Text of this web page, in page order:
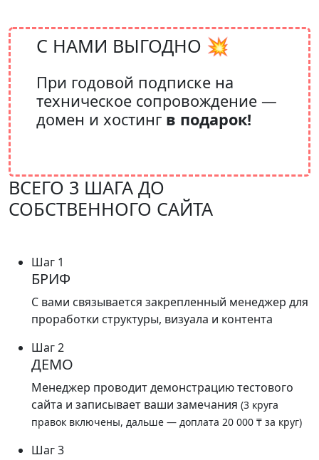
С НАМИ ВЫГОДНО 💥
При годовой подписке на
техническое сопровождение —
домен и хостинг в подарок!
ВСЕГО 3 ШАГА ДО
СОБСТВЕННОГО САЙТА
Шаг 1
БРИФ
С вами связывается закрепленный менеджер для
проработки структуры, визуала и контента
Шаг 2
ДЕМО
Менеджер проводит демонстрацию тестового
сайта и записывает ваши замечания (3 круга
правок включены, дальше — доплата 20 000 ₸ за круг)
Шаг 3